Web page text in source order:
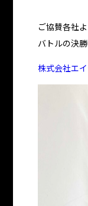
ご協賛各社
バトルの決
株式会社エ